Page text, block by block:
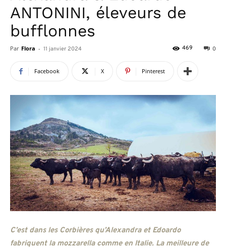
ANTONINI, éleveurs de
bufflonnes
Par Flora - 11 janvier 2024 0
469
Facebook X Pinterest
C’est dans les Corbières qu’Alexandra et Edoardo
fabriquent la mozzarella comme en Italie. La meilleure de